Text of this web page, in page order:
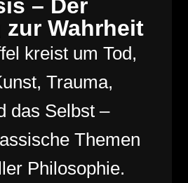
– Der
Wahrheit
kreist um Tod,
Trauma,
das Selbst –
Themen
Philosophie.